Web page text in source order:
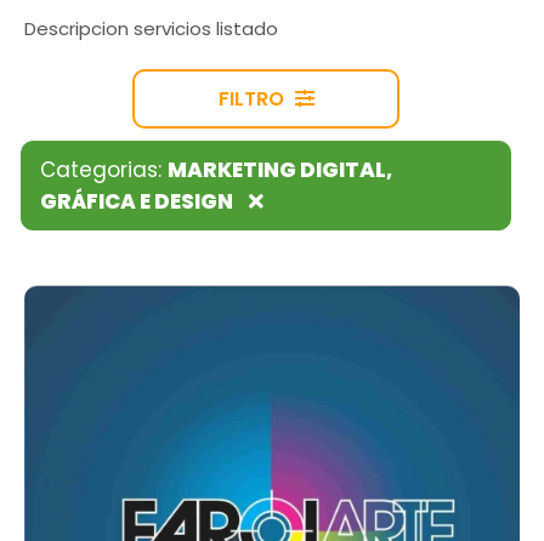
Descripcion servicios listado
FILTRO
Categorias: MARKETING DIGITAL,
GRÁFICA E DESIGN